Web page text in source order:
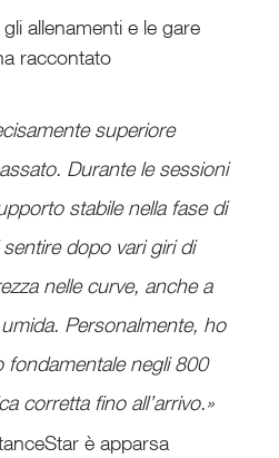
allenamenti e le gare
raccontato
superiore
Durante le sessioni
stabile nella fase di
dopo vari giri di
nelle curve, anche a
Personalmente, ho
fondamentale negli 800
corretta fino all’arrivo.»
è apparsa